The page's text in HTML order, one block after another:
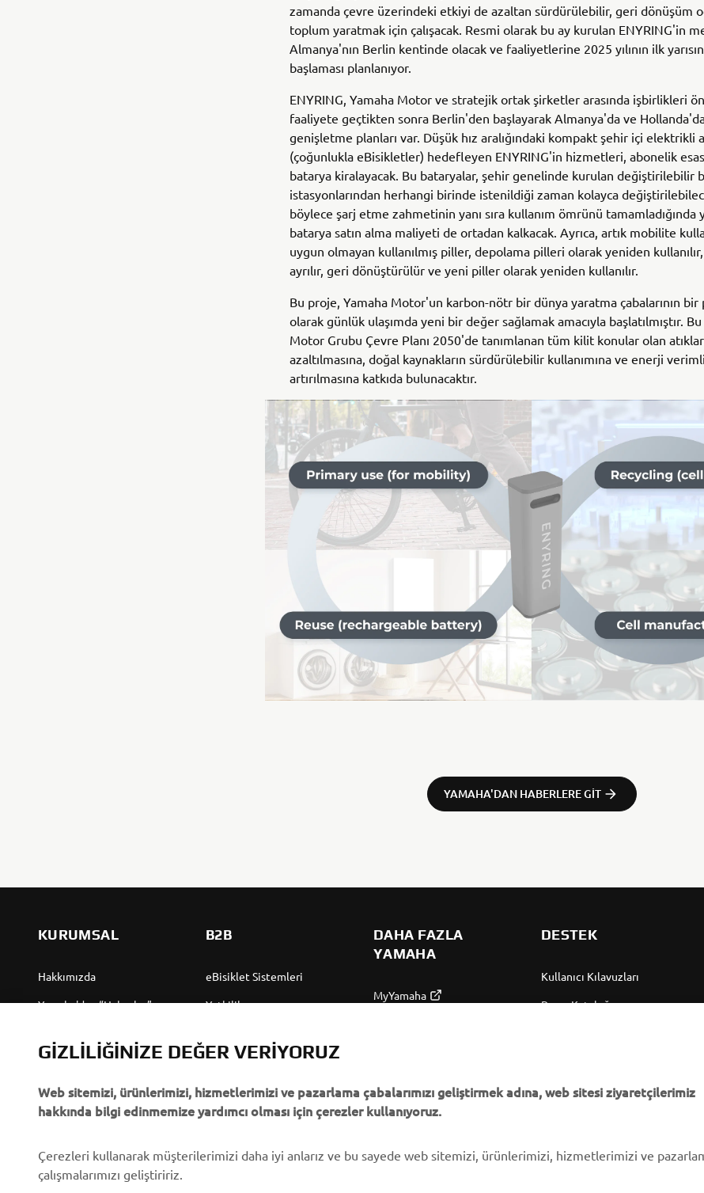
zamanda çevre üzerindeki etkiyi de azaltan sürdürülebilir, geri dönüşüm
toplum yaratmak için çalışacak. Resmi olarak bu ay kurulan ENYRING'in
Almanya'nın Berlin kentinde olacak ve faaliyetlerine 2025 yılının ilk
başlaması planlanıyor.
ENYRING, Yamaha Motor ve stratejik ortak şirketler arasında işbirlikleri
faaliyete geçtikten sonra Berlin'den başlayarak Almanya'da ve
genişletme planları var. Düşük hız aralığındaki kompakt şehir içi elektrikli
(çoğunlukla eBisikletler) hedefleyen ENYRING'in hizmetleri, abonelik
batarya kiralayacak. Bu bataryalar, şehir genelinde kurulan değiştirilebilir
istasyonlarından herhangi birinde istenildiği zaman kolayca
böylece şarj etme zahmetinin yanı sıra kullanım ömrünü tamamladığında
batarya satın alma maliyeti de ortadan kalkacak. Ayrıca, artık mobilite
uygun olmayan kullanılmış piller, depolama pilleri olarak yeniden
ayrılır, geri dönüştürülür ve yeni piller olarak yeniden kullanılır.
Bu proje, Yamaha Motor'un karbon-nötr bir dünya yaratma çabalarının bir
olarak günlük ulaşımda yeni bir değer sağlamak amacıyla başlatılmıştır.
Motor Grubu Çevre Planı 2050'de tanımlanan tüm kilit konular olan
azaltılmasına, doğal kaynakların sürdürülebilir kullanımına ve enerji
artırılmasına katkıda bulunacaktır.
YAMAHA'DAN HABERLERE GIT
KURUMSAL
Hakkımızda
Yamaha'dan “Haberler”
Basın
Broşürler
Yamaha'da Kariyer
İnsan Hakları Politikası
B2B
eBisiklet Sistemleri
Yetkililer
İlk müdahale ekipleri
Sürücü kursları
Robotics
DAHA FAZLA
YAMAHA
MyYamaha
Mobil Uygulamalar
DESTEK
Kullanıcı Kılavuzları
Parça Kataloğu
GIZLILIĞINIZE DEĞER VERIYORUZ
Web sitemizi, ürünlerimizi, hizmetlerimizi ve pazarlama çabalarımızı geliştirmek adına, web sitesi ziyaretçilerimiz
hakkında bilgi edinmemize yardımcı olması için çerezler kullanıyoruz.
Çerezleri kullanarak müşterilerimizi daha iyi anlarız ve bu sayede web sitemizi, ürünlerimizi, hizmetlerimizi ve
çalışmalarımızı geliştiririz.